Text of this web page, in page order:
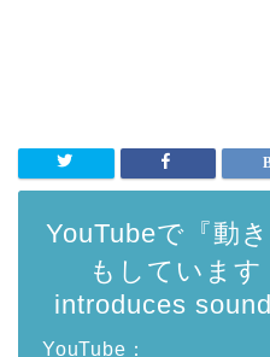
YouTubeで『動
もしていま
introduces
YouTube：